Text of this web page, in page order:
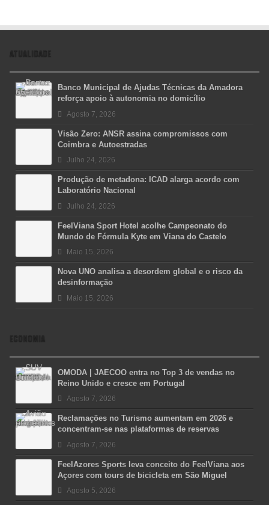
ATUALIDADE
Banco Municipal de Ajudas Técnicas da Amadora
reforça apoio à autonomia no domicílio
Agosto 7, 2026
Visão Zero: ANSR assina compromissos com
Coimbra e Autoestradas
Julho 24, 2026
Produção de metadona: ICAD alarga acordo com
Laboratório Nacional
Julho 24, 2026
FeelViana Sport Hotel acolhe Campeonato do
Mundo de Fórmula Kyte em Viana do Castelo
Maio 15, 2026
Nova UNO analisa a desordem global e o risco da
desinformação
Maio 15, 2026
ECONOMIA
OMODA | JAECOO entra no Top 3 de vendas no
Reino Unido e cresce em Portugal
Agosto 7, 2026
Reclamações no Turismo aumentam em 2026 e
concentram-se nas plataformas de reservas
Agosto 7, 2026
FeelAzores Sports leva conceito do FeelViana aos
Açores com tours de bicicleta em São Miguel
Agosto 5, 2026